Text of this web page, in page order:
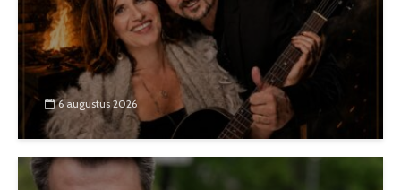
6 augustus 2026